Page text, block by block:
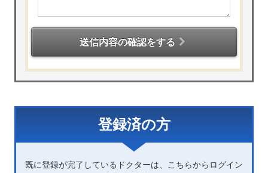
送信内容の確認をする
登録済の方
既に登録が完了しているドクターは、こちらからログイン